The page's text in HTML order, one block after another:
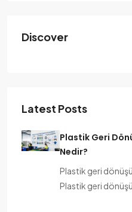
Discover
Latest Posts
Plastik Geri
Nedir?
Plastik geri
Plastik geri